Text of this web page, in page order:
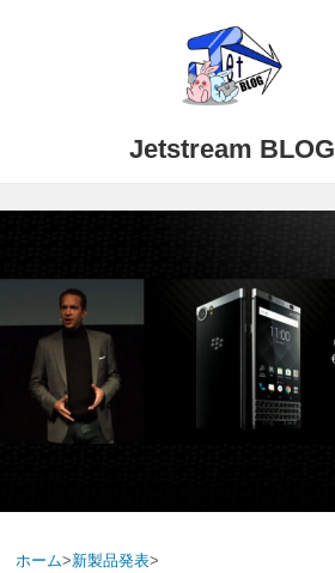
Jetstream BLOG
ホーム>新製品発表>